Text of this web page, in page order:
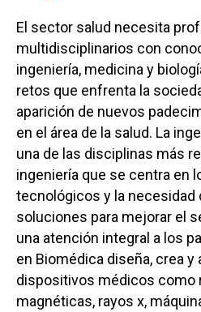
El sector salud necesita
multidisciplinarios con
ingeniería, medicina y
retos que enfrenta la
aparición de nuevos
en el área de la salud. La
una de las disciplinas más
ingeniería que se centra en
tecnológicos y la necesidad
soluciones para mejorar el
una atención integral a los
en Biomédica diseña, crea y
dispositivos médicos como
magnéticas, rayos x,